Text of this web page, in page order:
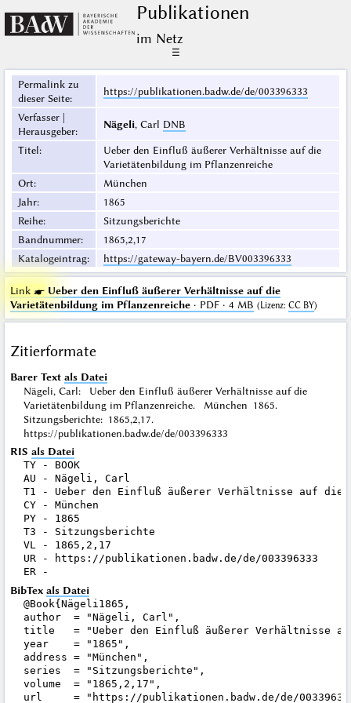
Publikationen
im Netz
☰
Permalink zu
dieser Seite:
https://publikationen.badw.de/de/003396333
Verfasser |
Herausgeber:
Nägeli, Carl DNB
Titel:
Ueber den Einfluß äußerer Verhältnisse auf die
Varietätenbildung im Pflanzenreiche
Ort:
München
Jahr:
1865
Reihe:
Sitzungsberichte
Bandnummer:
1865,2,17
Katalogeintrag: https://gateway-bayern.de/BV003396333
Link ☛ Ueber den Einfluß äußerer Verhältnisse auf die
Varietätenbildung im Pflanzenreiche· PDF · 4 MB (Lizenz: CC BY)
Zitierformate
Barer Text als Datei
Nägeli, Carl: Ueber den Einfluß äußerer Verhältnisse auf die
Varietätenbildung im Pflanzenreiche. München 1865.
Sitzungsberichte: 1865,2,17.
https://publikationen.badw.de/de/003396333
RIS als Datei
TY - BOOK
AU - Nägeli, Carl
T1 - Ueber den Einfluß äußerer Verhältnisse auf die
CY - München
PY - 1865
T3 - Sitzungsberichte
VL - 1865,2,17
UR - https://publikationen.badw.de/de/003396333
BibTex als Datei
@Book{Nägeli1865,
author  = "Nägeli, Carl",
title   = "Ueber den Einfluß äußerer Verhältnisse
year    = "1865",
address = "München",
series  = "Sitzungsberichte",
volume  = "1865,2,17",
url     = "https://publikationen.badw.de/de/